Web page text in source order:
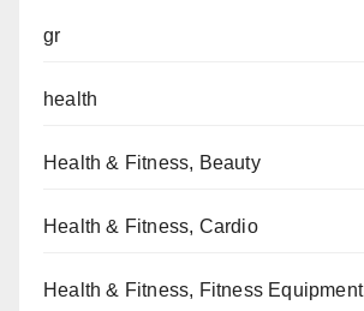
gr
health
Health & Fitness, Beauty
Health & Fitness, Cardio
Health & Fitness, Fitness Equipment